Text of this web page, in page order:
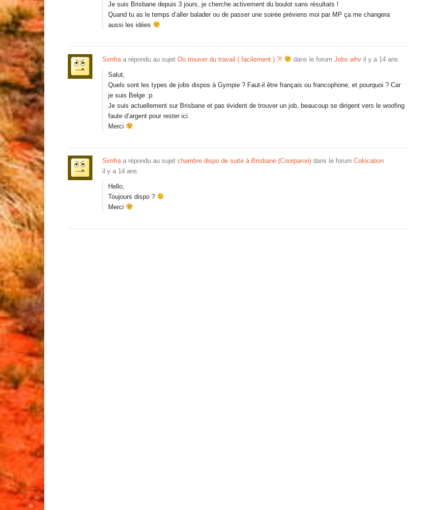
Je suis Brisbane depuis 3 jours, je cherche activement du boulot sans résultats !
Quand tu as le temps d’aller balader ou de passer une soirée préviens moi par MP ça me changera
aussi les idées
Simfraa répondu au sujet Où trouver du travail ( facilement ) ?! dans le forum Jobs whv il y a 14 ans
Salut,
Quels sont les types de jobs dispos à Gympie ? Faut-il être français ou francophone, et pourquoi ? Car
je suis Belge :p
Je suis actuellement sur Brisbane et pas évident de trouver un job, beaucoup se dirigent vers le woofing
faute d’argent pour rester ici.
Merci
Simfraa répondu au sujet chambre dispo de suite à Brisbane (Coorparoo) dans le forum Colocation
il y a 14 ans
Hello,
Toujours dispo ?
Merci